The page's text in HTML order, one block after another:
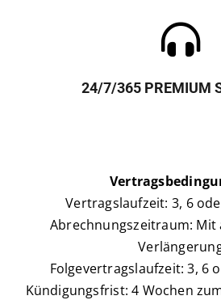
24/7/365 PREMIUM
Vertragslaufzeit: 3, 6
Abrechnungszeitraum:
Folgevertragslaufzeit: 3, 6
Kündigungsfrist: 4 Wochen